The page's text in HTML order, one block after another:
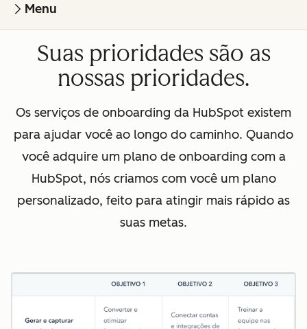
Menu
Suas prioridades são as
nossas prioridades.
Os serviços de onboarding da HubSpot existem
para ajudar você ao longo do caminho. Quando
você adquire um plano de onboarding com a
HubSpot, nós criamos com você um plano
personalizado, feito para atingir mais rápido as
suas metas.